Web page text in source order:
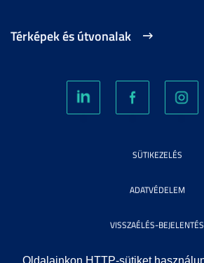
Térképek és útvonalak
SÜTIKEZELÉS
ADATVÉDELEM
VISSZAÉLÉS-BEJELENTÉS
KÖZÉRDEKŰ ADATOK